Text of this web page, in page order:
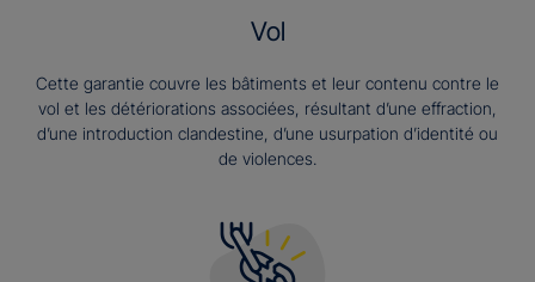
Vol
Cette garantie couvre les bâtiments et leur contenu contre le
vol et les détériorations associées, résultant d’une effraction,
d’une introduction clandestine, d’une usurpation d’identité ou
de violences.